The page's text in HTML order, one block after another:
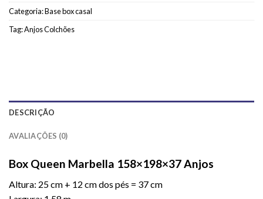
Categoria:Base box casal
Tag:Anjos Colchões
DESCRIÇÃO
AVALIAÇÕES (0)
Box Queen Marbella 158×198×37 Anjos
Altura: 25 cm + 12 cm dos pés = 37 cm